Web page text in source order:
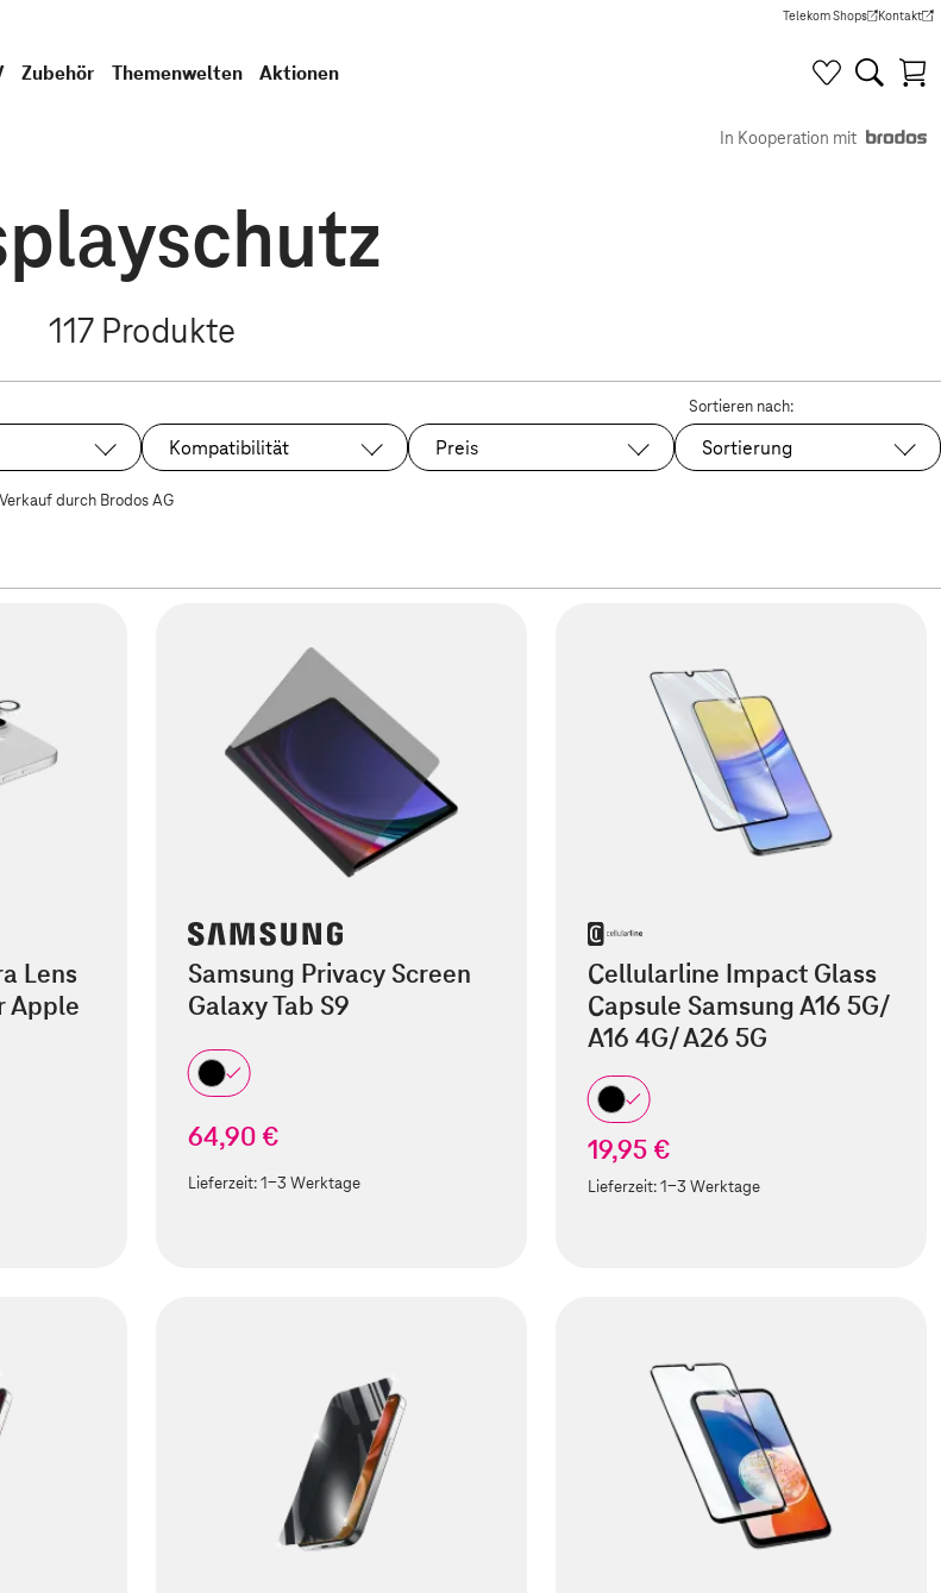
Telekom Shops
(Wird in einem neuen Tab
Kontakt
(Wird in
Zubehör Themenwelten Aktionen
In Kooperation mit
117 Produkte
Kompatibilität Preis
Sortieren nach:
Sortierung
durch Brodos AG
Lens
Apple
Samsung Privacy Screen
Galaxy Tab S9
64,90 €
Lieferzeit:1-3 Werktage
Cellularline Impact Glass
Capsule Samsung A16 5G/
A16 4G/ A26 5G
19,95 €
Lieferzeit:1-3 Werktage